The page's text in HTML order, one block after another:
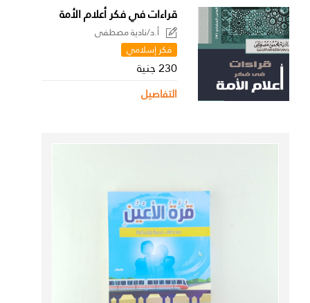
قراءات في فكر أعلام الأمة
أ.د/نادية مصطفى
فكر إسلامي
230 جنية
التفاصيل